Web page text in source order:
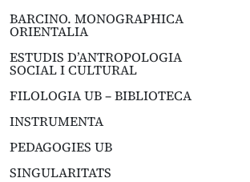
BARCINO. MONOGRAPHICA
ORIENTALIA
ESTUDIS D’ANTROPOLOGIA
SOCIAL I CULTURAL
FILOLOGIA UB – BIBLIOTECA
INSTRUMENTA
PEDAGOGIES UB
SINGULARITATS